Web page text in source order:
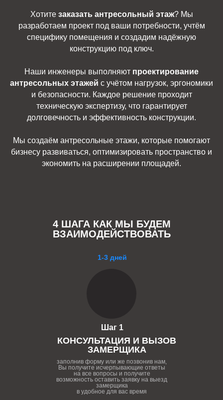
Хотите заказать антресольный этаж? Мы
разработаем проект под ваши потребности, учтём
специфику помещения и создадим надёжную
конструкцию под ключ.
Наши инженеры выполняют проектирование
антресольных этажей с учётом нагрузок, эргономики
и безопасности. Каждое решение проходит
техническую экспертизу, что гарантирует
долговечность и эффективность конструкции.
Мы создаём антресольные этажи, которые помогают
бизнесу развиваться, оптимизировать пространство и
экономить на расширении площадей.
4 ШАГА КАК МЫ БУДЕМ
ВЗАИМОДЕЙСТВОВАТЬ
1-3 дней
Шаг 1
КОНСУЛЬТАЦИЯ И ВЫЗОВ
ЗАМЕРЩИКА
заполнив форму или же позвонив нам,
Вы получите исчерпывающие ответы
на все вопросы и получите
возможность оставить заявку на выезд
замерщика
в удобное для вас время